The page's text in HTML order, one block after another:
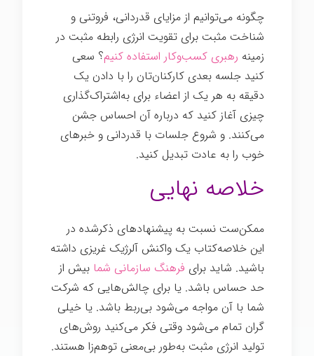
چگونه می‌توانیم از مزایای قدردانی، فروتنی و
شناخت مثبت برای تقویت انرژی رابطه مثبت در
زمینه رهبری کسب‌وکار استفاده کنیم؟ سعی
کنید جلسه بعدی کارکنان‌تان را با دادن یک
دقیقه به هر یک از اعضاء برای به‌اشتراک‌گذاری
چیزی آغاز کنید که درباره آن احساس جشن
می‌کنند. و شروع جلسات با قدردانی و خبرهای
خوب را به عادت تبدیل کنید.
خلاصه نهایی
ممکن‌ست نسبت به پیشنهادهای ذکرشده در
این خلاصه‌کتاب یک واکنش آلرژیک غریزی داشته
باشید. شاید برای فرهنگ سازمانی شما بیش از
حد حساس باشد. یا برای چالش‌هایی که شرکت
شما با آن مواجه می‌شود بی‌ربط باشد. یا خیلی
گران تمام می‌شود وقتی فکر می‌کنید روش‌های
تولید انرژی مثبت به‌طور بی‌معنی توهم‌زا هستند.